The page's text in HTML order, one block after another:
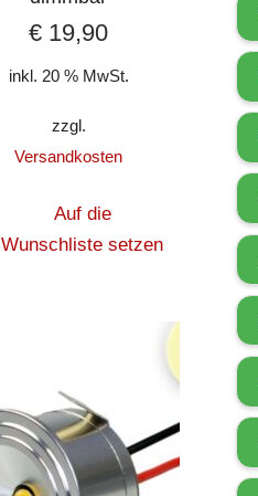
€ 19,90
inkl. 20 % MwSt.
zzgl.
Versandkosten
Auf die
Wunschliste setzen